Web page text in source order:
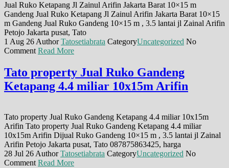
Jual Ruko Ketapang Jl Zainul Arifin Jakarta Barat 10×15 m
Gandeng Jual Ruko Ketapang Jl Zainul Arifin Jakarta Barat 10×15
m Gandeng Jual Ruko Gandeng 10×15 m , 3.5 lantai jl Zainal Arifin
Petojo Jakarta pusat, Tato
1 Aug 26 AuthorTatosetiabrata CategoryUncategorized No
Comment Read More
Tato property Jual Ruko Gandeng
Ketapang 4.4 miliar 10x15m Arifin
Tato property Jual Ruko Gandeng Ketapang 4.4 miliar 10x15m
Arifin Tato property Jual Ruko Gandeng Ketapang 4.4 miliar
10x15m Arifin Dijual Ruko Gandeng 10×15 m , 3.5 lantai jl Zainal
Arifin Petojo Jakarta pusat, Tato 087875863425, harga
28 Jul 26 AuthorTatosetiabrata CategoryUncategorized No
Comment Read More